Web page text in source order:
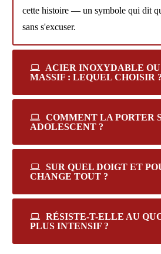
cette histoire — un symbole qui dit
sans s'excuser.
ACIER INOXYDABLE
MASSIF : LEQUEL CHOISIR ?
COMMENT LA PORTER
ADOLESCENT ?
SUR QUEL DOIGT ET
CHANGE TOUT ?
RÉSISTE-T-ELLE AU
PLUS INTENSIF ?